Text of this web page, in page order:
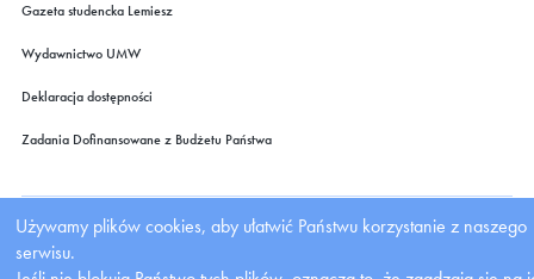
Gazeta studencka Lemiesz
Wydawnictwo UMW
Deklaracja dostępności
Zadania Dofinansowane z Budżetu Państwa
Używamy plików cookies, aby ułatwić Państwu korzystanie z naszego
serwisu.